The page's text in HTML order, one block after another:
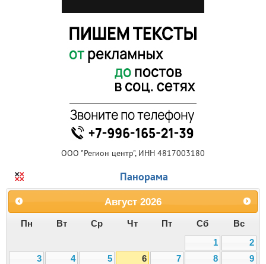
ООО "Регион центр", ИНН 4817003180
Панорама
Август 2026
Пн Вт Ср Чт Пт Сб
Вс
1
2
3
4 5 6 7 8
9